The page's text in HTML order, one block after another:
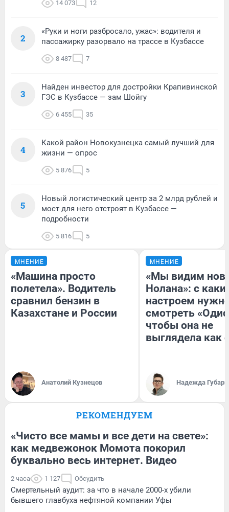
14 073 12
2
«Руки и ноги разбросало, ужас»: водителя и
пассажирку разорвало на трассе в Кузбассе
8 487 7
3
Найден инвестор для достройки Крапивинской
ГЭС в Кузбассе — зам Шойгу
6 455 35
4
Какой район Новокузнецка самый лучший для
жизни — опрос
5 876 5
5
Новый логистический центр за 2 млрд рублей и
мост для него отстроят в Кузбассе —
подробности
5 816 5
МНЕНИЕ
«Машина просто
полетела». Водитель
сравнил бензин в
Казахстане и России
Анатолий Кузнецов
МНЕНИЕ
«Мы видим
Нолана»: с
настроем
смотреть
чтобы она не
выглядела как
Надежда Губарь
РЕКОМЕНДУЕМ
«Чисто все мамы и все дети на свете»:
как медвежонок Момота покорил
буквально весь интернет. Видео
2 часа 1 127 Обсудить
Смертельный аудит: за что в начале 2000-х убили
бывшего главбуха нефтяной компании Уфы